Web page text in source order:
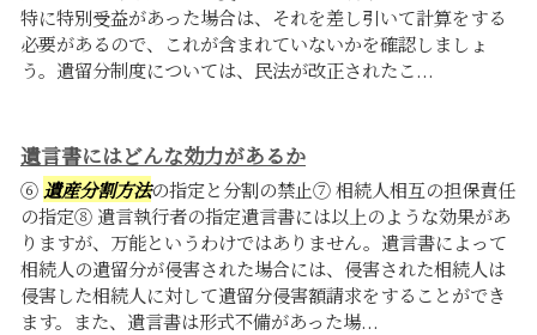
特に特別受益があった場合は、それを差し引いて計算をする
必要があるので、これが含まれていないかを確認しましょ
う。遺留分制度については、民法が改正されたこ...
遺言書にはどんな効力があるか
⑥ 遺産分割方法の指定と分割の禁止⑦ 相続人相互の担保責任
の指定⑧ 遺言執行者の指定遺言書には以上のような効果があ
りますが、万能というわけではありません。遺言書によって
相続人の遺留分が侵害された場合には、侵害された相続人は
侵害した相続人に対して遺留分侵害額請求をすることができ
ます。また、遺言書は形式不備があった場...